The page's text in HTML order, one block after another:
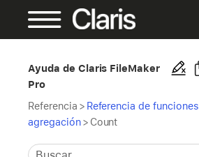
Ayuda de Claris FileMaker
Pro
Referencia > Referencia de funciones
agregación> Count